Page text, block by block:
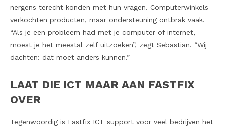
nergens terecht konden met hun vragen. Computerwinkels
verkochten producten, maar ondersteuning ontbrak vaak.
“Als je een probleem had met je computer of internet,
moest je het meestal zelf uitzoeken”, zegt Sebastian. “Wij
dachten: dat moet anders kunnen.”
LAAT DIE ICT MAAR AAN FASTFIX
OVER
Tegenwoordig is Fastfix ICT support voor veel bedrijven het